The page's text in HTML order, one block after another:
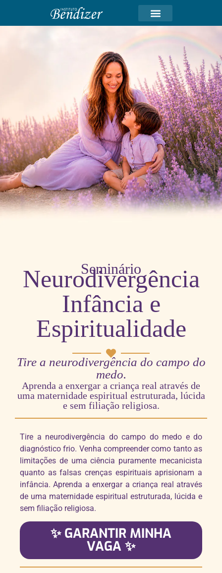
Seminário
Neurodivergência
Infância e
Espiritualidade
Tire a neurodivergência do campo do
medo.
Aprenda a enxergar a criança real através de
uma maternidade espiritual estruturada, lúcida
e sem filiação religiosa.
Tire a neurodivergência do campo do medo e do
diagnóstico frio. Venha compreender como tanto as
limitações de uma ciência puramente mecanicista
quanto as falsas crenças espirituais aprisionam a
infância. Aprenda a enxergar a criança real através
de uma maternidade espiritual estruturada, lúcida e
sem filiação religiosa.
✨ GARANTIR MINHA
VAGA ✨